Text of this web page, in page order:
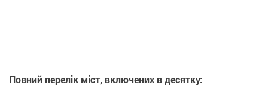
Повний перелік міст, включених в десятку: